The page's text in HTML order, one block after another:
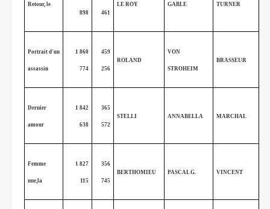
Retour, le
898 461
LE ROY GABLE TURNER
Portrait d'un
assassin
1 860
774
459
256
ROLAND
VON
STROHEIM
BRASSEUR
Dernier
amour
1 842
638
365
572
STELLI ANNABELLA MARCHAL
Femme
nue,la
1 827
115
356
745
BERTHOMIEU PASCAL G. VINCENT